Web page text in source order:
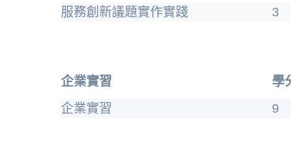
服務創新議題實作實踐
3
企業實習 學
企業實習
9